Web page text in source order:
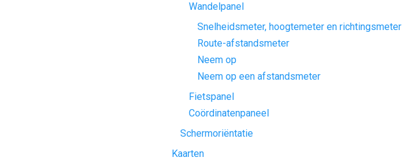
Wandelpanel
Snelheidsmeter, hoogtemeter en richtingsmeter
Route-afstandsmeter
Neem op
Neem op een afstandsmeter
Fietspanel
Coördinatenpaneel
Schermoriëntatie
Kaarten